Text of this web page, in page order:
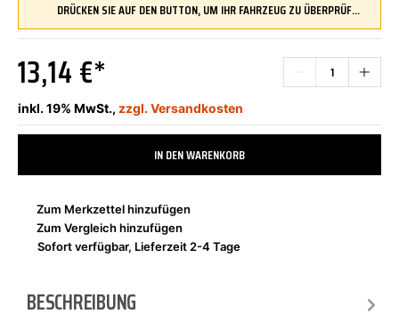
DRÜCKEN SIE AUF DEN BUTTON, UM IHR FAHRZEUG ZU ÜBERPRÜFEN UND SICHERZUSTELLEN, DASS DIESES TEIL KOMPATIBEL IST, BEVOR SIE ES BESTELLEN
13,14 €*
inkl. 19% MwSt., zzgl. Versandkosten
IN DEN WARENKORB
Zum Merkzettel hinzufügen
Zum Vergleich hinzufügen
Sofort verfügbar, Lieferzeit 2-4 Tage
BESCHREIBUNG